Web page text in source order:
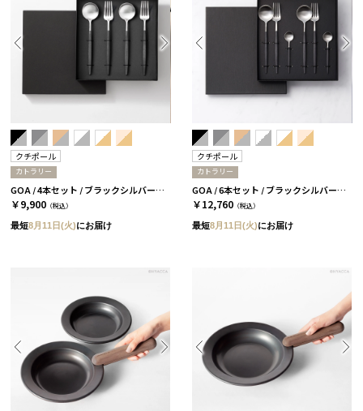
クチポール
カトラリー
GOA / 4本セット / ブラックシルバー［クチポール］
￥9,900 （税込）
最短8月11日(火)にお届け
クチポール
カトラリー
GOA / 6本セット / ブラックシルバー［クチポール］
￥12,760 （税込）
最短8月11日(火)にお届け